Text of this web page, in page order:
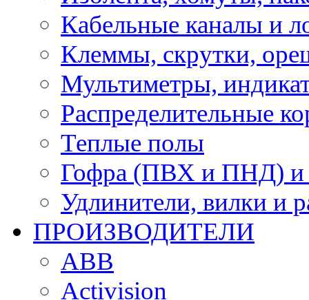
Кабельные каналы и
Клеммы, скрутки,
Мультиметры,
Распределительные
Теплые полы
Гофра (ПВХ и ПНД) и
Удлинители, вилки и
ПРОИЗВОДИТЕЛИ
ABB
Activision